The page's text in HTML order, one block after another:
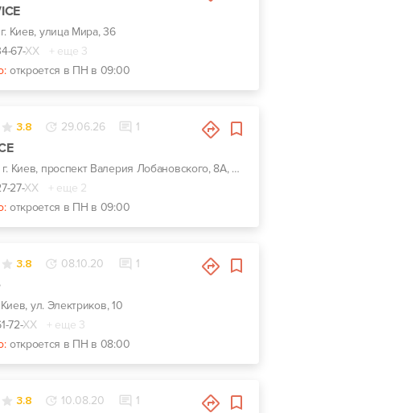
г. Киев, улица Мира, 36
67-ХХ
+ еще 3
откроется в ПН в 09:00
3.8 29.06.26 1
г. Киев, проспект Валерия Лобановского, 8А, СТО находится на территории гаражного кооператива КОСМОС.
27-ХХ
+ еще 2
откроется в ПН в 09:00
3.8 08.10.20 1
Киев, ул. Электриков, 10
72-ХХ
+ еще 3
откроется в ПН в 08:00
3.8 10.08.20 1